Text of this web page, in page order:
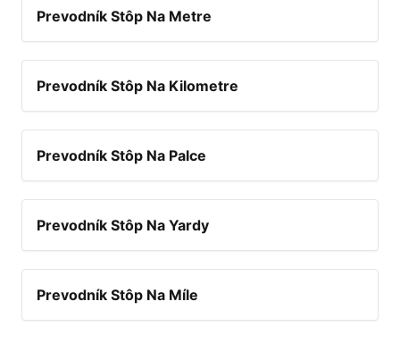
Prevodník Stôp Na Metre
Prevodník Stôp Na Kilometre
Prevodník Stôp Na Palce
Prevodník Stôp Na Yardy
Prevodník Stôp Na Míle